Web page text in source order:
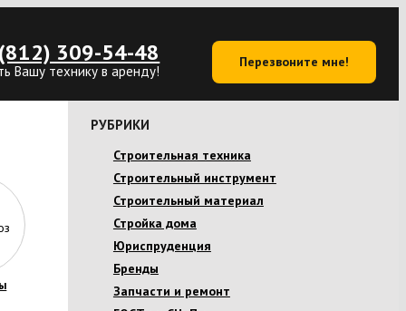
309-54-48
Вашу технику в аренду!
Перезвоните мне!
РУБРИКИ
Строительная техника
Строительный инструмент
Строительный материал
Стройка дома
Юриспруденция
Бренды
Запчасти и ремонт